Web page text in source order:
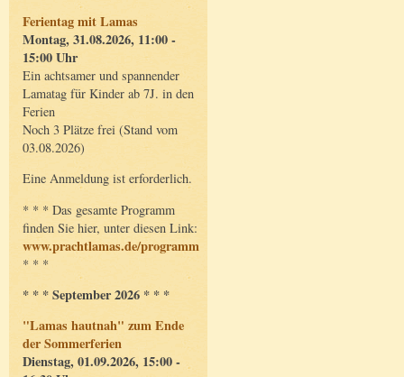
Ferientag mit Lamas
Montag, 31.08.2026, 11:00 -
15:00 Uhr
Ein achtsamer und spannender
Lamatag für Kinder ab 7J. in den
Ferien
Noch 3 Plätze frei (Stand vom
03.08.2026)
Eine Anmeldung ist erforderlich.
* * * Das gesamte Programm
finden Sie hier, unter diesen Link:
www.prachtlamas.de/programm
* * *
* * * September 2026 * * *
"Lamas hautnah" zum Ende
der Sommerferien
Dienstag, 01.09.2026, 15:00 -